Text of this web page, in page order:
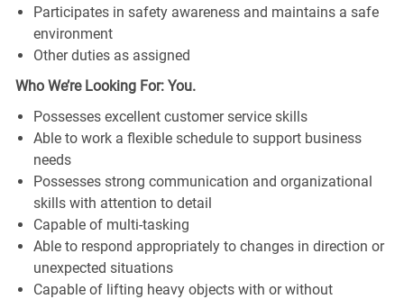
Participates in safety awareness and maintains a safe
environment
Other duties as assigned
Who We’re Looking For: You.
Possesses excellent customer service skills
Able to work a flexible schedule to support business
needs
Possesses strong communication and organizational
skills with attention to detail
Capable of multi-tasking
Able to respond appropriately to changes in direction or
unexpected situations
Capable of lifting heavy objects with or without